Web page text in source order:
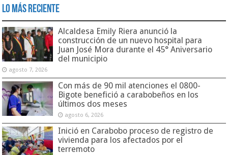
Lo Más Reciente
Alcaldesa Emily Riera anunció la
construcción de un nuevo hospital para
Juan José Mora durante el 45° Aniversario
del municipio
agosto 7, 2026
Con más de 90 mil atenciones el 0800-
Bigote benefició a carabobeños en los
últimos dos meses
agosto 6, 2026
Inició en Carabobo proceso de registro de
vivienda para los afectados por el
terremoto